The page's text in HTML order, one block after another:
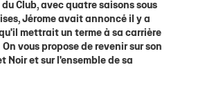
du Club, avec quatre saisons sous
Jérome avait annoncé il y a
mettrait un terme à sa carrière
vous propose de revenir sur son
Noir et sur l'ensemble de sa